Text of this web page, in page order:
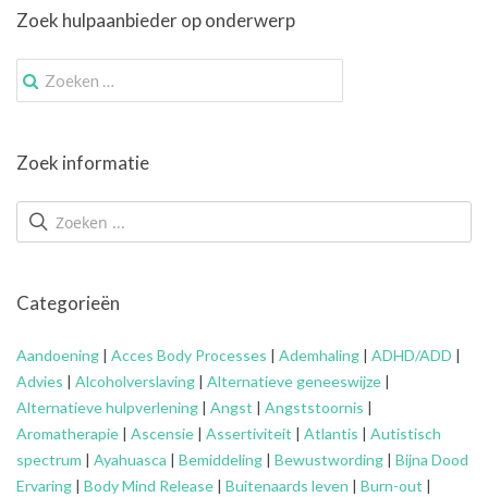
Zoek hulpaanbieder op onderwerp
Zoek
naar:
Zoek informatie
Categorieën
Aandoening | Acces Body Processes | Ademhaling | ADHD/ADD |
Advies | Alcoholverslaving | Alternatieve geneeswijze |
Alternatieve hulpverlening | Angst | Angststoornis |
Aromatherapie | Ascensie | Assertiviteit | Atlantis | Autistisch
spectrum | Ayahuasca | Bemiddeling | Bewustwording | Bijna Dood
Ervaring | Body Mind Release | Buitenaards leven | Burn-out |